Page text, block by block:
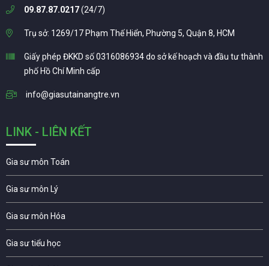
09.87.87.0217(24/7)
Trụ sở: 1269/17 Phạm Thế Hiển, Phường 5, Quận 8, HCM
Giấy phép ĐKKD số 0316086934 do sở kế hoạch và đầu tư thành
phố Hồ Chí Minh cấp
info@giasutainangtre.vn
LINK - LIÊN KẾT
Gia sư môn Toán
Gia sư môn Lý
Gia sư môn Hóa
Gia sư tiểu học